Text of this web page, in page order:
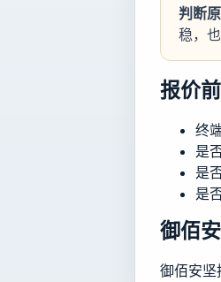
判断原
稳，
报价
终
是
是
是
御佰
御佰安坚